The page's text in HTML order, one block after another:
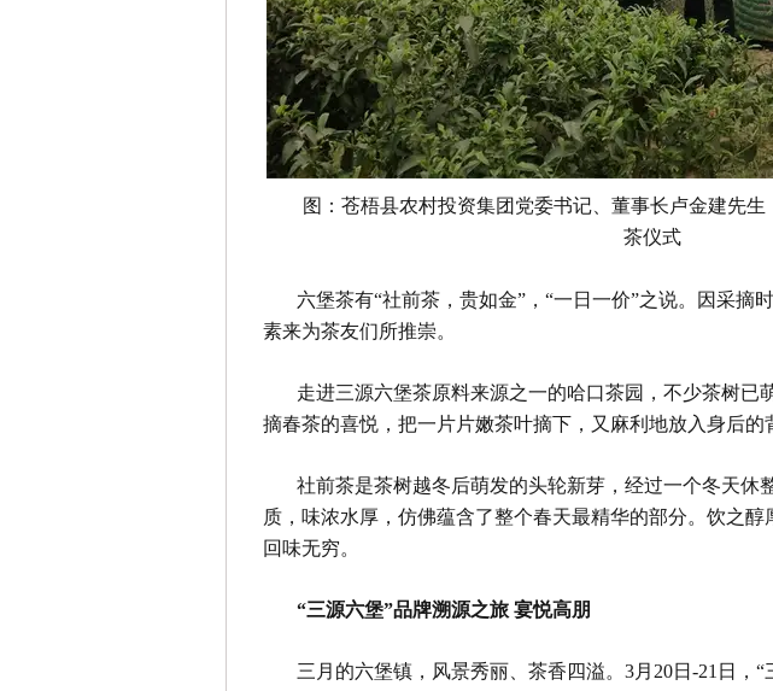
图：苍梧县农村投资集团党委书记、董事长卢金建先
茶仪式
六堡茶有“社前茶，贵如金”，“一日一价”之说。因采摘
素来为茶友们所推崇。
走进三源六堡茶原料来源之一的哈口茶园，不少茶树已
摘春茶的喜悦，把一片片嫩茶叶摘下，又麻利地放入身后的
社前茶是茶树越冬后萌发的头轮新芽，经过一个冬天休
质，味浓水厚，仿佛蕴含了整个春天最精华的部分。饮之醇
回味无穷。
“三源六堡”品牌溯源之旅 宴悦高朋
三月的六堡镇，风景秀丽、茶香四溢。3月20日-21日，